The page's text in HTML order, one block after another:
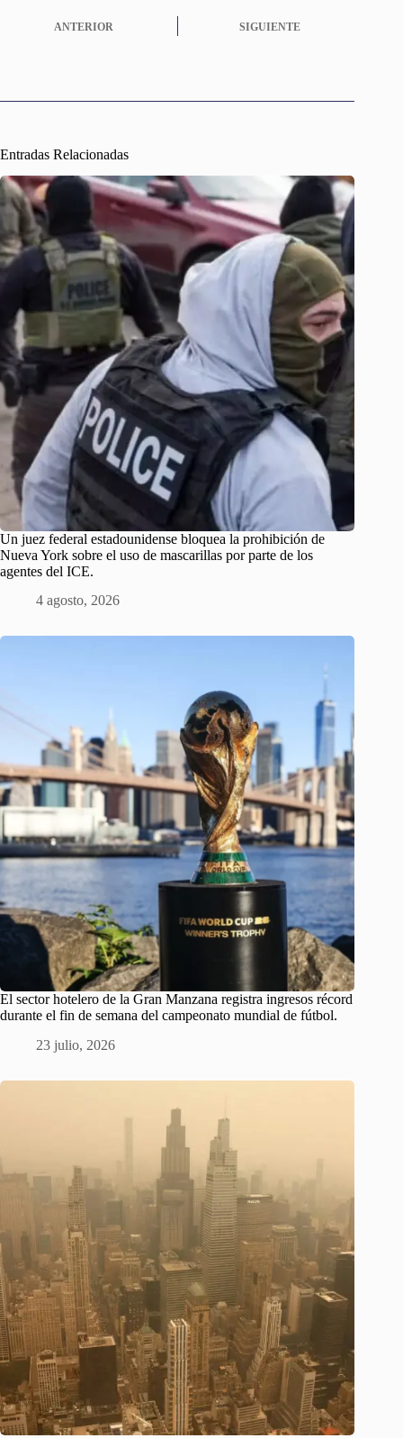
ANTERIOR SIGUIENTE
Entradas Relacionadas
Un juez federal estadounidense bloquea la prohibición de
Nueva York sobre el uso de mascarillas por parte de los
agentes del ICE.
4 agosto, 2026
El sector hotelero de la Gran Manzana registra ingresos récord
durante el fin de semana del campeonato mundial de fútbol.
23 julio, 2026